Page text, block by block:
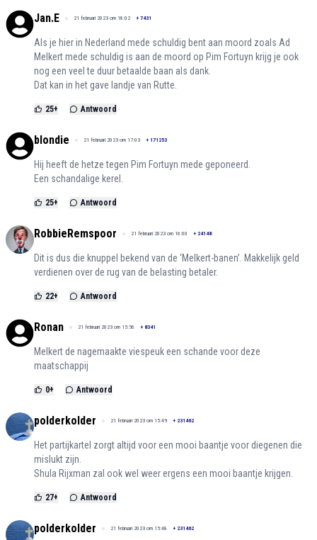
Jan.E 21 februari 2023 om 18:02 + 7431
Als je hier in Nederland mede schuldig bent aan moord zoals Ad
Melkert mede schuldig is aan de moord op Pim Fortuyn krijg je ook
nog een veel te duur betaalde baan als dank.
Dat kan in het gave landje van Rutte.
25+ Antwoord
blondie 21 februari 2023 om 17:03 + 171253
Hij heeft de hetze tegen Pim Fortuyn mede geponeerd.
Een schandalige kerel.
25+ Antwoord
RobbieRemspoor 21 februari 2023 om 16:00 + 24148
Dit is dus die knuppel bekend van de ‘Melkert-banen’. Makkelijk geld
verdienen over de rug van de belasting betaler.
22+ Antwoord
Ronan 21 februari 2023 om 15:56 + 8341
Melkert de nagemaakte viespeuk een schande voor deze
maatschappij
0+ Antwoord
polderkolder 21 februari 2023 om 15:49 + 231462
Het partijkartel zorgt altijd voor een mooi baantje voor diegenen die
mislukt zijn.
Shula Rijxman zal ook wel weer ergens een mooi baantje krijgen.
27+ Antwoord
polderkolder 21 februari 2023 om 15:48 + 231462